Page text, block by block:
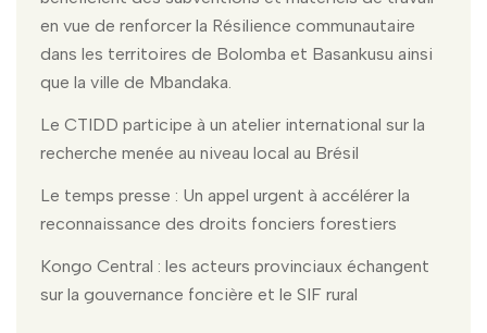
en vue de renforcer la Résilience communautaire
dans les territoires de Bolomba et Basankusu ainsi
que la ville de Mbandaka.
Le CTIDD participe à un atelier international sur la
recherche menée au niveau local au Brésil
Le temps presse : Un appel urgent à accélérer la
reconnaissance des droits fonciers forestiers
Kongo Central : les acteurs provinciaux échangent
sur la gouvernance foncière et le SIF rural